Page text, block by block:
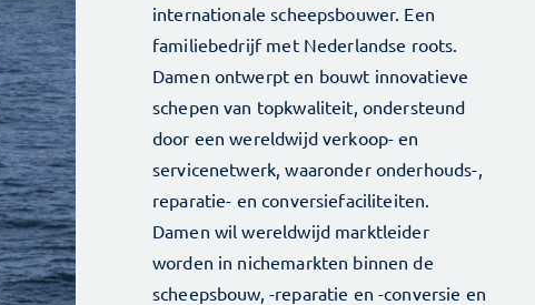
internationale scheepsbouwer. Een
familiebedrijf met Nederlandse roots.
Damen ontwerpt en bouwt innovatieve
schepen van topkwaliteit, ondersteund
door een wereldwijd verkoop- en
servicenetwerk, waaronder onderhouds-,
reparatie- en conversiefaciliteiten.
Damen wil wereldwijd marktleider
worden in nichemarkten binnen de
scheepsbouw, -reparatie en -conversie en